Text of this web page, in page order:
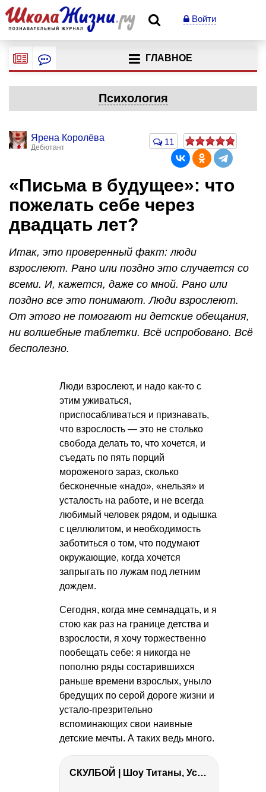
Войти
ГЛАВНОЕ
Психология
Ярена Королёва
Дебютант
11
«Письма в будущее»: что
пожелать себе через
двадцать лет?
Итак, это проверенный факт: люди
взрослеют. Рано или поздно это случается со
всеми. И, кажется, даже со мной. Рано или
поздно все это понимают. Люди взрослеют.
От этого не помогают ни детские обещания,
ни волшебные таблетки. Всё испробовано. Всё
бесполезно.
Люди взрослеют, и надо как-то с
этим уживаться,
приспосабливаться и признавать,
что взрослость — это не столько
свобода делать то, что хочется, и
съедать по пять порций
мороженого зараз, сколько
бесконечные «надо», «нельзя» и
усталость на работе, и не всегда
любимый человек рядом, и одышка
с целлюлитом, и необходимость
заботиться о том, что подумают
окружающие, когда хочется
запрыгать по лужам под летним
дождем.
Сегодня, когда мне семнадцать, и я
стою как раз на границе детства и
взрослости, я хочу торжественно
пообещать себе: я никогда не
пополню ряды состарившихся
раньше времени взрослых, уныло
бредущих по серой дороге жизни и
устало-презрительно
вспоминающих свои наивные
детские мечты. А таких ведь много.
СКУЛБОЙ | Шоу Титаны, Усейн Болт, Ларрат, Зашквар!